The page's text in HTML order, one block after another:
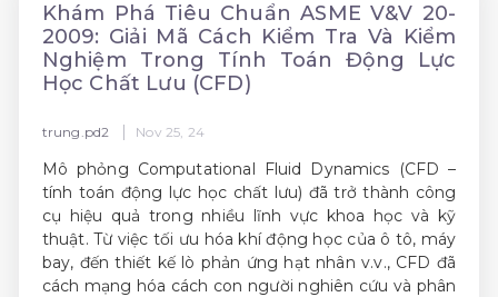
Khám Phá Tiêu Chuẩn ASME V&V 20-
2009: Giải Mã Cách Kiểm Tra Và Kiểm
Nghiệm Trong Tính Toán Động Lực
Học Chất Lưu (CFD)
trung.pd2 | Nov 25, 24
Mô phỏng Computational Fluid Dynamics (CFD –
tính toán động lực học chất lưu) đã trở thành công
cụ hiệu quả trong nhiều lĩnh vực khoa học và kỹ
thuật. Từ việc tối ưu hóa khí động học của ô tô, máy
bay, đến thiết kế lò phản ứng hạt nhân v.v., CFD đã
cách mạng hóa cách con người nghiên cứu và phân